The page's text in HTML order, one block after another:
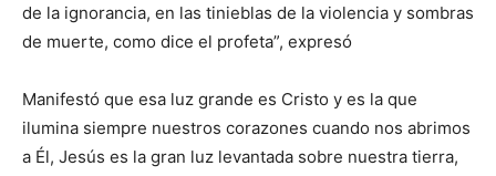
de la ignorancia, en las tinieblas de la violencia y sombras
de muerte, como dice el profeta”, expresó
Manifestó que esa luz grande es Cristo y es la que
ilumina siempre nuestros corazones cuando nos abrimos
a Él, Jesús es la gran luz levantada sobre nuestra tierra,